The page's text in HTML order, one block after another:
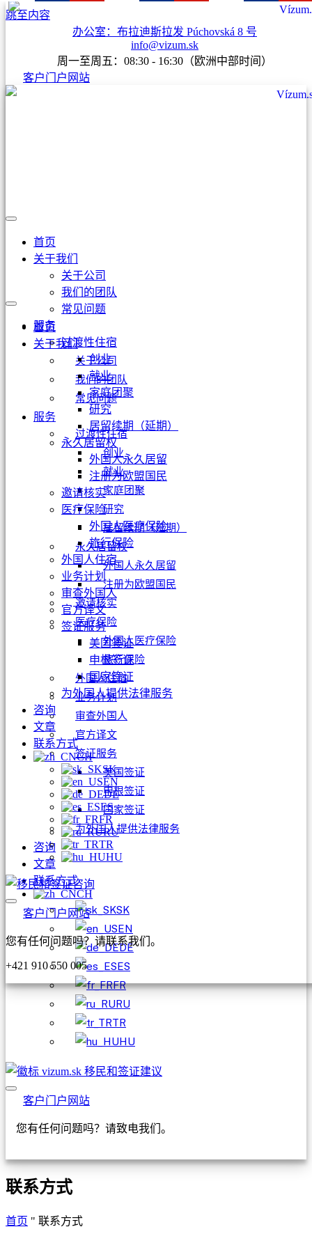
跳至内容
办公室：布拉迪斯拉发 Púchovská 8 号
info@vizum.sk
周一至周五：08:30 - 16:30（欧洲中部时间）
客户门户网站
首页
关于我们
关于公司
我们的团队
常见问题
服务
过渡性住宿
创业
就业
家庭团聚
研究
居留续期（延期）
永久居留权
外国人永久居留
注册为欧盟国民
邀请核实
医疗保险
外国人医疗保险
旅行保险
外国人住宿
业务计划
审查外国人
官方译文
签证服务
美国签证
申根签证
国家签证
为外国人提供法律服务
咨询
文章
联系方式
CH
SK
EN
DE
ES
FR
RU
TR
HU
客户门户网站
您有任何问题吗？请致电我们。
首页
关于我们
关于公司
我们的团队
常见问题
服务
过渡性住宿
创业
就业
家庭团聚
研究
居留续期（延期）
永久居留权
外国人永久居留
注册为欧盟国民
邀请核实
医疗保险
外国人医疗保险
旅行保险
外国人住宿
业务计划
审查外国人
官方译文
签证服务
美国签证
申根签证
国家签证
为外国人提供法律服务
咨询
文章
联系方式
CH
SK
EN
DE
ES
FR
RU
TR
HU
客户门户网站
您有任何问题吗？请联系我们。
+421 910 550 005
联系方式
首页 " 联系方式